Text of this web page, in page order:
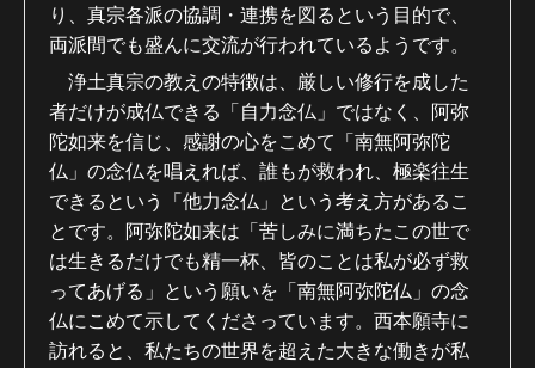
り、真宗各派の協調・連携を図るという目的で、
両派間でも盛んに交流が行われているようです。
浄土真宗の教えの特徴は、厳しい修行を成した
者だけが成仏できる「自力念仏」ではなく、阿弥
陀如来を信じ、感謝の心をこめて「南無阿弥陀
仏」の念仏を唱えれば、誰もが救われ、極楽往生
できるという「他力念仏」という考え方があるこ
とです。阿弥陀如来は「苦しみに満ちたこの世で
は生きるだけでも精一杯、皆のことは私が必ず救
ってあげる」という願いを「南無阿弥陀仏」の念
仏にこめて示してくださっています。西本願寺に
訪れると、私たちの世界を超えた大きな働きが私